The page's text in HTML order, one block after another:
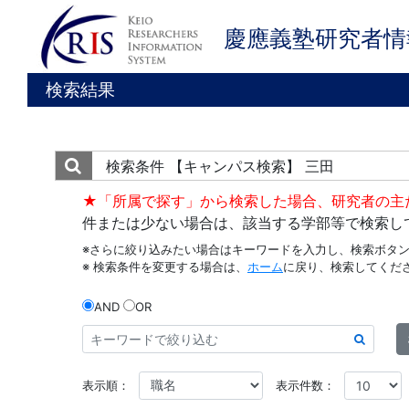
慶應義塾研究者
検索結果
検索条件
【キャンパス検索】 三田
★「所属で探す」から検索した場合、研究者の
件または少ない場合は、該当する学部等で検索し
※さらに絞り込みたい場合はキーワードを入力し、検索ボタ
※ 検索条件を変更する場合は、 ホームに戻り、検索してくだ
AND OR
表示順： 表示件数：